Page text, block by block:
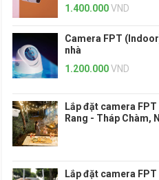
1.400.000VND
Camera FPT
nhà
1.200.000VND
Lắp đặt camera FPT
Rang - Tháp Chàm,
Lắp đặt camera FPT